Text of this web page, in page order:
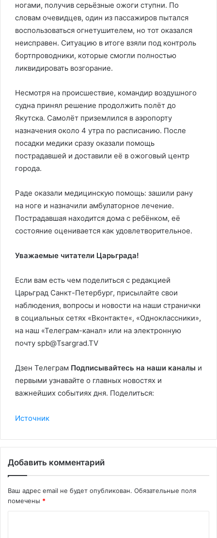
ногами, получив серьёзные ожоги ступни. По
словам очевидцев, один из пассажиров пытался
воспользоваться огнетушителем, но тот оказался
неисправен. Ситуацию в итоге взяли под контроль
бортпроводники, которые смогли полностью
ликвидировать возгорание.
Несмотря на происшествие, командир воздушного
судна принял решение продолжить полёт до
Якутска. Самолёт приземлился в аэропорту
назначения около 4 утра по расписанию. После
посадки медики сразу оказали помощь
пострадавшей и доставили её в ожоговый центр
города.
Раде оказали медицинскую помощь: зашили рану
на ноге и назначили амбулаторное лечение.
Пострадавшая находится дома с ребёнком, её
состояние оценивается как удовлетворительное.
Уважаемые читатели Царьграда!
Если вам есть чем поделиться с редакцией
Царьград Санкт-Петербург, присылайте свои
наблюдения, вопросы и новости на наши странички
в социальных сетях «Вконтакте«, «Одноклассники»,
на наш «Телеграм-канал» или на электронную
почту spb@Tsargrad.TV
Дзен Телеграм Подписывайтесь на наши каналы и
первыми узнавайте о главных новостях и
важнейших событиях дня. Поделиться:
Источник
Добавить комментарий
Ваш адрес email не будет опубликован. Обязательные поля
помечены *